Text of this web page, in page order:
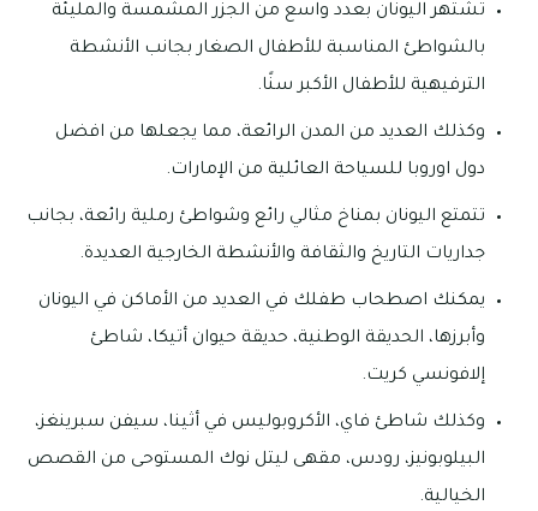
تشتهر اليونان بعدد واسع من الجزر المشمسة والمليئة
بالشواطئ المناسبة للأطفال الصغار بجانب الأنشطة
الترفيهية للأطفال الأكبر سنًا.
وكذلك العديد من المدن الرائعة، مما يجعلها من افضل
دول اوروبا للسياحة العائلية من الإمارات.
تتمتع اليونان بمناخ مثالي رائع وشواطئ رملية رائعة، بجانب
جداريات التاريخ والثقافة والأنشطة الخارجية العديدة.
يمكنك اصطحاب طفلك في العديد من الأماكن في اليونان
وأبرزها، الحديقة الوطنية، حديقة حيوان أتيكا، شاطئ
إلافونسي كريت.
وكذلك شاطئ فاي، الأكروبوليس في أثينا، سيفن سبرينغز،
البيلوبونيز، رودس، مقهى ليتل نوك المستوحى من القصص
الخيالية.